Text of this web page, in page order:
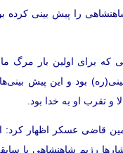
را پیش بینی کرده
برای اولین بار مرگ
بود و این پیش
و تقرب او به خدا بود.
قاضی عسکر اظهار کرد:
رژیم شاهنشاهی با